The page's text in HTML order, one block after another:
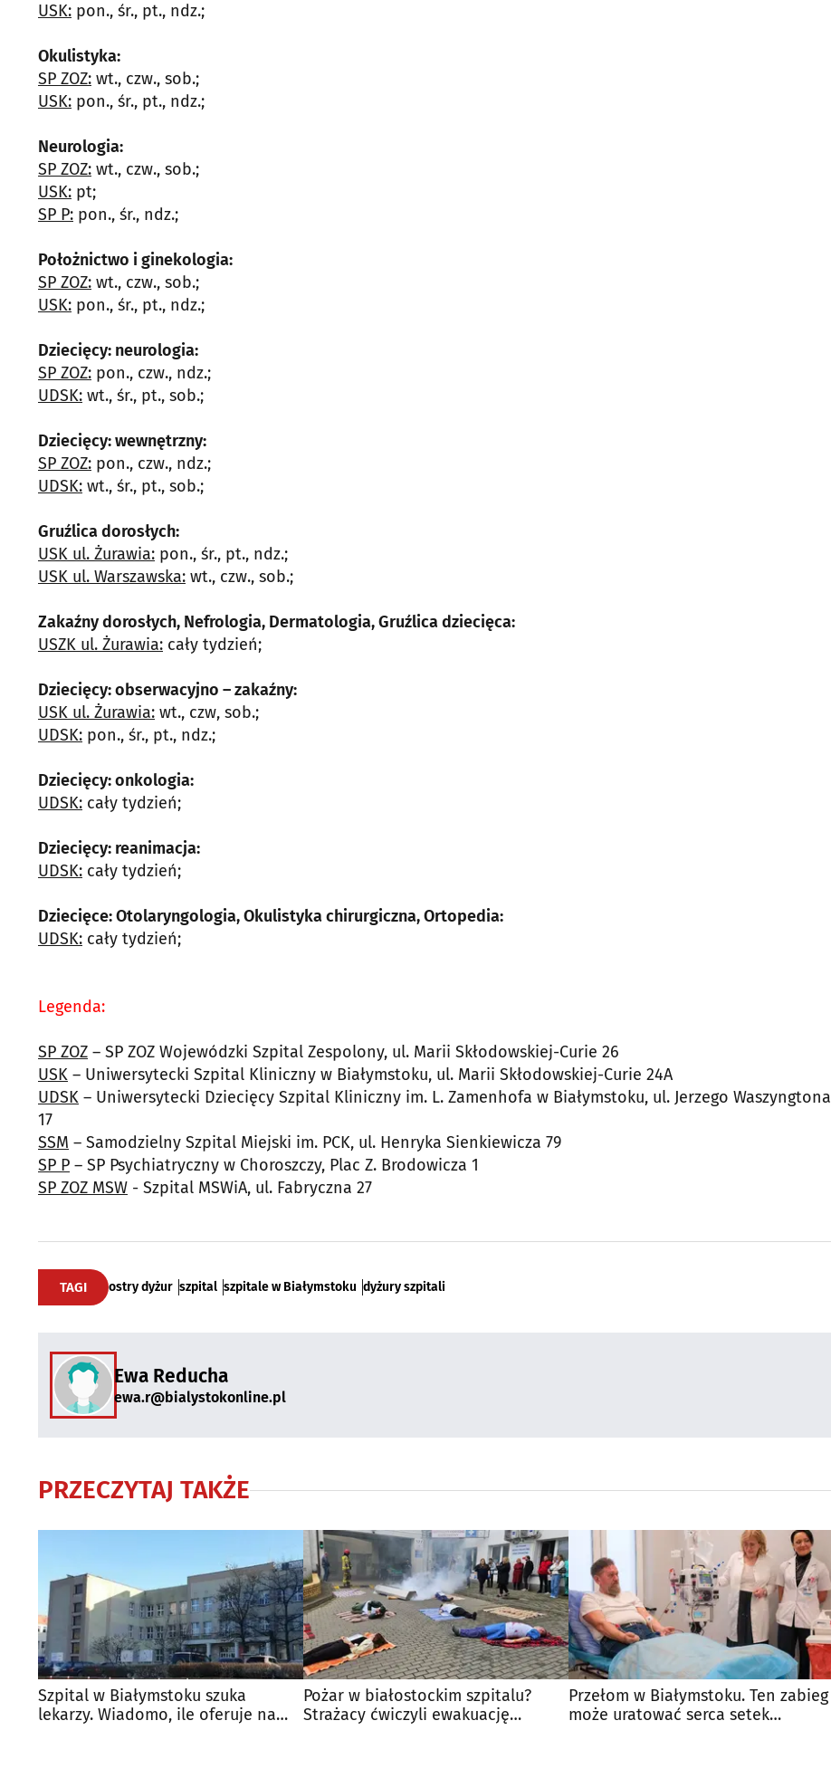
USK: pon., śr., pt., ndz.;
Okulistyka:
SP ZOZ: wt., czw., sob.;
USK: pon., śr., pt., ndz.;
Neurologia:
SP ZOZ: wt., czw., sob.;
USK: pt;
SP P: pon., śr., ndz.;
Położnictwo i ginekologia:
SP ZOZ: wt., czw., sob.;
USK: pon., śr., pt., ndz.;
Dziecięcy: neurologia:
SP ZOZ: pon., czw., ndz.;
UDSK: wt., śr., pt., sob.;
Dziecięcy: wewnętrzny:
SP ZOZ: pon., czw., ndz.;
UDSK: wt., śr., pt., sob.;
Gruźlica dorosłych:
USK ul. Żurawia: pon., śr., pt., ndz.;
USK ul. Warszawska: wt., czw., sob.;
Zakaźny dorosłych, Nefrologia, Dermatologia, Gruźlica dziecięca:
USZK ul. Żurawia: cały tydzień;
Dziecięcy: obserwacyjno – zakaźny:
USK ul. Żurawia: wt., czw, sob.;
UDSK: pon., śr., pt., ndz.;
Dziecięcy: onkologia:
UDSK: cały tydzień;
Dziecięcy: reanimacja:
UDSK: cały tydzień;
Dziecięce: Otolaryngologia, Okulistyka chirurgiczna, Ortopedia:
UDSK: cały tydzień;
Legenda:
SP ZOZ – SP ZOZ Wojewódzki Szpital Zespolony, ul. Marii Skłodowskiej-Curie 26
USK – Uniwersytecki Szpital Kliniczny w Białymstoku, ul. Marii Skłodowskiej-Curie 24A
UDSK – Uniwersytecki Dziecięcy Szpital Kliniczny im. L. Zamenhofa w Białymstoku, ul. Jerzego Waszyngtona
17
SSM – Samodzielny Szpital Miejski im. PCK, ul. Henryka Sienkiewicza 79
SP P – SP Psychiatryczny w Choroszczy, Plac Z. Brodowicza 1
SP ZOZ MSW - Szpital MSWiA, ul. Fabryczna 27
TAGI ostry dyżur szpital szpitale w Białymstoku dyżury szpitali
Ewa Reducha
ewa.r@bialystokonline.pl
PRZECZYTAJ TAKŻE
Szpital w Białymstoku szuka
lekarzy. Wiadomo, ile oferuje na
Pożar w białostockim szpitalu?
Strażacy ćwiczyli ewakuację
Przełom w Białymstoku. Ten zabieg
może uratować serca setek